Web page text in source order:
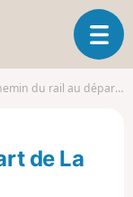
O
u
r
du rail au départ de La Thieuloye
de La